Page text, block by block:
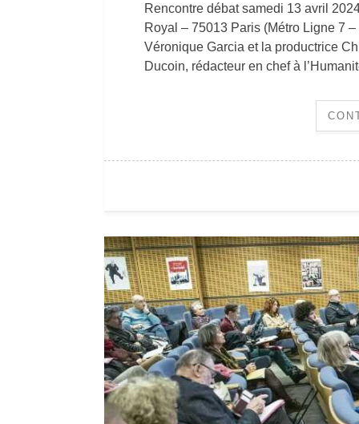
Rencontre débat samedi 13 avril
Royal – 75013 Paris (Métro Ligne 7
Véronique Garcia et la productrice
Ducoin, rédacteur en chef à